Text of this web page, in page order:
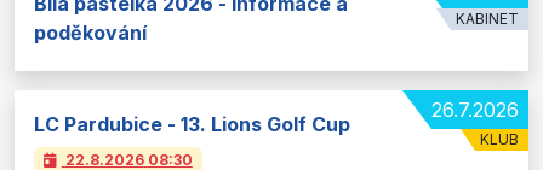
KABINET
poděkování
26.7.2026
KLUB
LC Pardubice - 13. Lions Golf Cup
22.8.2026 08:30